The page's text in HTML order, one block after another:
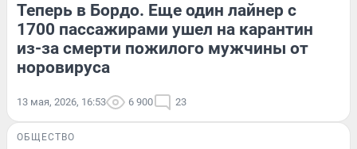
Теперь в Бордо. Еще один лайнер с
1700 пассажирами ушел на карантин
из-за смерти пожилого мужчины от
норовируса
13 мая, 2026, 16:53 6 900 23
ОБЩЕСТВО